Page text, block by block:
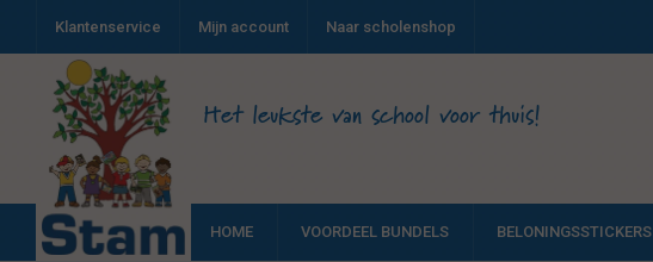
Klantenservice Mijn account Naar scholenshop
Het leukste van school voor thuis!
HOME VOORDEEL BUNDELS BELONINGSSTICKERS